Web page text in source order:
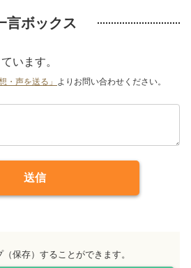
言ボックス
います。
・声を送る」 よりお問い合わせください。
送信
保存）することができます。